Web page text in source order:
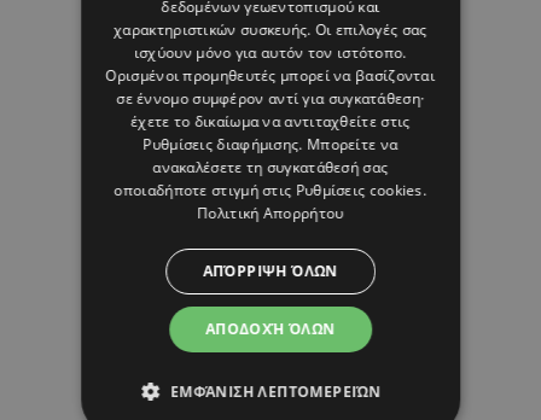
08 ΑΥΓΟΥΣΤΟΥ 26 - 10:59
Margarita Psichi
δεδομένων γεωεντοπισμού και
χαρακτηριστικών συσκευής. Οι επιλογές σας
ισχύουν μόνο για αυτόν τον ιστότοπο.
Ορισμένοι προμηθευτές μπορεί να βασίζονται
σε έννομο συμφέρον αντί για συγκατάθεση·
έχετε το δικαίωμα να αντιταχθείτε στις
Ρυθμίσεις διαφήμισης. Μπορείτε να
ανακαλέσετε τη συγκατάθεσή σας
οποιαδήποτε στιγμή στις Ρυθμίσεις cookies.
Πολιτική Απορρήτου
ΑΠΟΔΟΧΉ ΌΛΩΝ
ΑΠΌΡΡΙΨΗ ΌΛΩΝ
ΕΜΦΆΝΙΣΗ ΛΕΠΤΟΜΕΡΕΙΏΝ